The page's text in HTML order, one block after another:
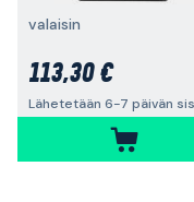
valaisin
113,30 €
Lähetetään 6-7 päivän